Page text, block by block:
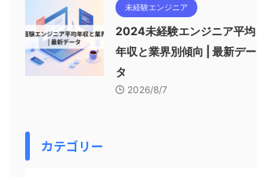
未経験エンジニア
2024未経験エンジニア平均
年収と業界別傾向 | 最新デー
タ
2026/8/7
カテゴリー